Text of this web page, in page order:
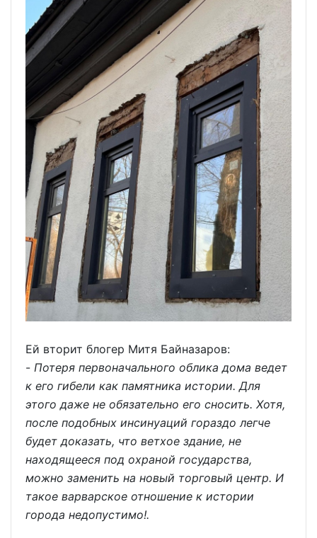
Ей вторит блогер Митя Байназаров:
- Потеря первоначального облика дома ведет
к его гибели как памятника истории. Для
этого даже не обязательно его сносить. Хотя,
после подобных инсинуаций гораздо легче
будет доказать, что ветхое здание, не
находящееся под охраной государства,
можно заменить на новый торговый центр. И
такое варварское отношение к истории
города недопустимо!.